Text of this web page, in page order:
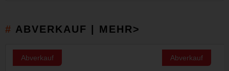
ABVERKAUF | MEHR>
Abverkauf Abverkauf